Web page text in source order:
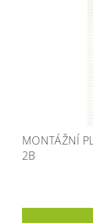
MONTÁŽNÍ
2B